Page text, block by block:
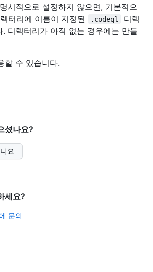
시적으로 설정하지 않으면, 기본적으
터리에 이름이 지정된
.codeql
디렉
. 디렉터리가 아직 없는 경우에는 만들
할 수 있습니다.
셨나요?
요
세요?
문의